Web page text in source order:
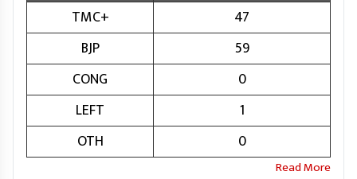
TMC+
47
BJP
59
CONG
0
LEFT
1
OTH
0